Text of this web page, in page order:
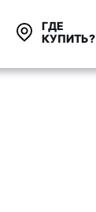
ГДЕ
КУПИТЬ?